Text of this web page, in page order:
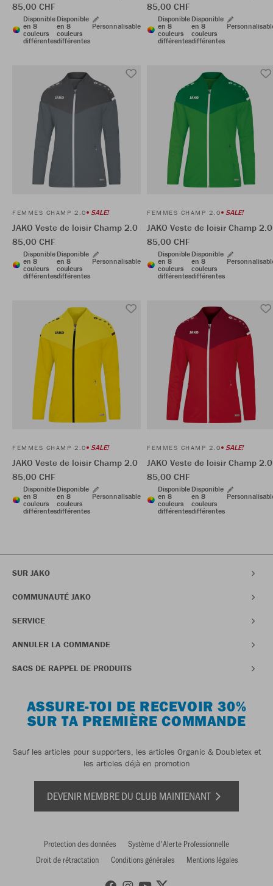
85,00 CHF
Disponible
en 8
couleurs
différentes
Disponible
en 8
couleurs
différentes
Personnalisable
85,00 CHF
Disponible
en 8
couleurs
différentes
Disponible
en 8
couleurs
différentes
FEMMES CHAMP 2.0 SALE!
JAKO Veste de loisir Champ 2.0
85,00 CHF
Disponible
en 8
couleurs
différentes
Disponible
en 8
couleurs
différentes
Personnalisable
FEMMES CHAMP 2.0 SALE!
JAKO Veste de loisir Champ 2.0
85,00 CHF
Disponible
en 8
couleurs
différentes
Disponible
en 8
couleurs
différentes
FEMMES CHAMP 2.0 SALE!
JAKO Veste de loisir Champ 2.0
85,00 CHF
Disponible
en 8
couleurs
différentes
Disponible
en 8
couleurs
différentes
Personnalisable
FEMMES CHAMP 2.0 SALE!
JAKO Veste de loisir Champ 2.0
85,00 CHF
Disponible
en 8
couleurs
différentes
Disponible
en 8
couleurs
différentes
SUR JAKO
COMMUNAUTÉ JAKO
SERVICE
ANNULER LA COMMANDE
SACS DE RAPPEL DE PRODUITS
ASSURE-TOI DE RECEVOIR 30%
SUR TA PREMIÈRE COMMANDE
Sauf les articles pour supporters, les articles Organic & Doubletex et
les articles déjà en promotion
DEVENIR MEMBRE DU CLUB MAINTENANT
Protection des données
Système d'Alerte Professionnelle
Droit de rétractation
Conditions générales Mentions légales